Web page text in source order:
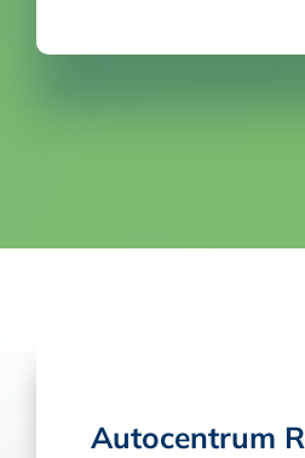
Autocentrum